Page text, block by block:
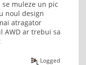
muleze un pic
noul design
atragator
ar trebui sa
Logged